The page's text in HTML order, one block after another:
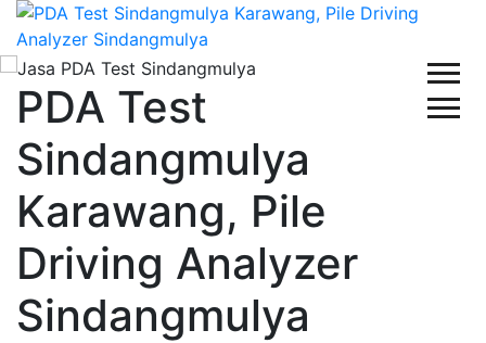
PDA Test
Sindangmulya
Karawang, Pile
Driving Analyzer
Sindangmulya